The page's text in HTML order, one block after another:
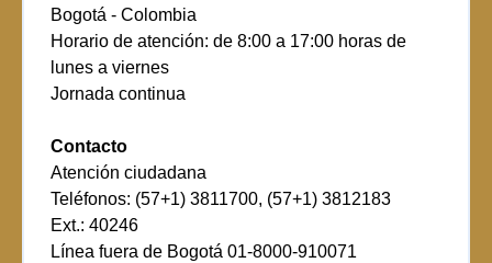
Bogotá - Colombia
Horario de atención: de 8:00 a 17:00 horas de
lunes a viernes
Jornada continua
Contacto
Atención ciudadana
Teléfonos: (57+1) 3811700, (57+1) 3812183
Ext.: 40246
Línea fuera de Bogotá 01-8000-910071